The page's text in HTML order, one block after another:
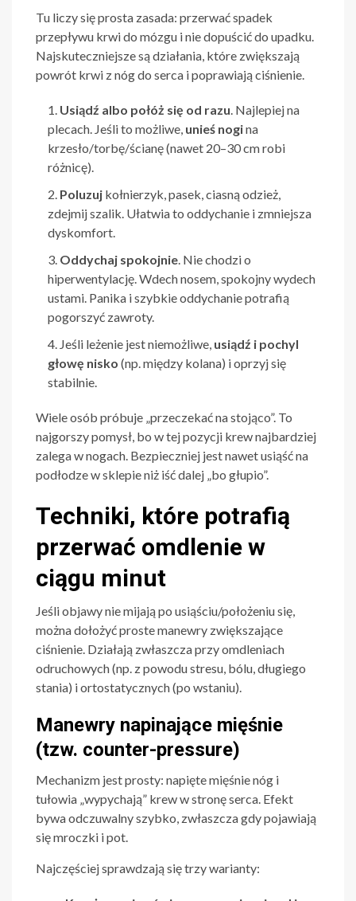
Tu liczy się prosta zasada: przerwać spadek
przepływu krwi do mózgu i nie dopuścić do upadku.
Najskuteczniejsze są działania, które zwiększają
powrót krwi z nóg do serca i poprawiają ciśnienie.
Usiądź albo połóż się od razu. Najlepiej na
plecach. Jeśli to możliwe, unieś nogina
krzesło/torbę/ścianę (nawet 20–30 cm robi
różnicę).
Poluzuj kołnierzyk, pasek, ciasną odzież,
zdejmij szalik. Ułatwia to oddychanie i zmniejsza
dyskomfort.
Oddychaj spokojnie. Nie chodzi o
hiperwentylację. Wdech nosem, spokojny wydech
ustami. Panika i szybkie oddychanie potrafią
pogorszyć zawroty.
Jeśli leżenie jest niemożliwe, usiądź i pochyl
głowę nisko (np. między kolana) i oprzyj się
stabilnie.
Wiele osób próbuje „przeczekać na stojąco”. To
najgorszy pomysł, bo w tej pozycji krew najbardziej
zalega w nogach. Bezpieczniej jest nawet usiąść na
podłodze w sklepie niż iść dalej „bo głupio”.
Techniki, które potrafią
przerwać omdlenie w
ciągu minut
Jeśli objawy nie mijają po usiąściu/położeniu się,
można dołożyć proste manewry zwiększające
ciśnienie. Działają zwłaszcza przy omdleniach
odruchowych (np. z powodu stresu, bólu, długiego
stania) i ortostatycznych (po wstaniu).
Manewry napinające mięśnie
(tzw. counter-pressure)
Mechanizm jest prosty: napięte mięśnie nóg i
tułowia „wypychają” krew w stronę serca. Efekt
bywa odczuwalny szybko, zwłaszcza gdy pojawiają
się mroczki i pot.
Najczęściej sprawdzają się trzy warianty: